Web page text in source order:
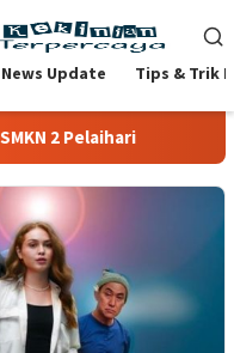
News Update Tips & Trik
2 Pelaihari